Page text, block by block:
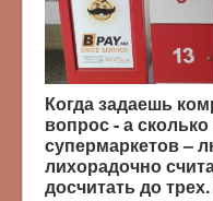
Когда задаешь
вопрос - а
супермаркетов –
лихорадочно
досчитать до